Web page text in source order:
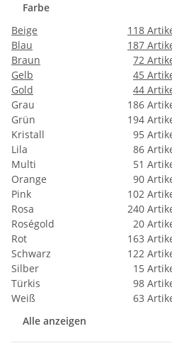
Farbe
Beige
118
Blau
187
Braun
72
Gelb
45
Gold
44
Grau
186
Grün
194
Kristall
95
Lila
86
Multi
51
Orange
90
Pink
102
Rosa
240
Roségold
20
Rot
163
Schwarz
122
Silber
15
Türkis
98
Weiß
63
Alle anzeigen